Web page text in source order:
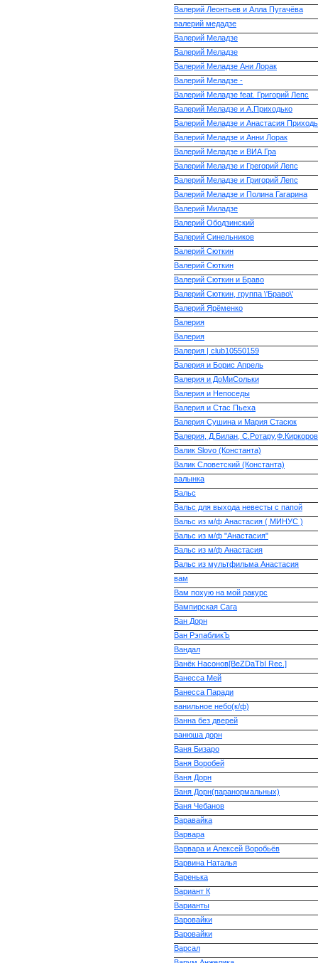
Валерий Леонтьев и Алла Пугачёва
валерий медадзе
Валерий Меладзе
Валерий Меладзе
Валерий Меладзе Ани Лорак
Валерий Меладзе -
Валерий Меладзе feat. Григорий Лепс
Валерий Меладзе и А.Приходько
Валерий Меладзе и Анастасия
Валерий Меладзе и Анни Лорак
Валерий Меладзе и ВИА Гра
Валерий Меладзе и Грегорий Лепс
Валерий Меладзе и Григорий Лепс
Валерий Меладзе и Полина Гагарина
Валерий Миладзе
Валерий Ободзинский
Валерий Синельников
Валерий Сюткин
Валерий Сюткин
Валерий Сюткин и Браво
Валерий Сюткин, группа \'Браво\'
Валерий Ярёменко
Валерия
Валерия
Валерия | club10550159
Валерия и Борис Апрель
Валерия и ДоМиСольки
Валерия и Непоседы
Валерия и Стас Пьеха
Валерия Сушина и Мария Стасюк
Валерия, Д.Билан,
Валик Slovo (Константа)
Валик Словетский (Константа)
валынка
Вальс
Вальс для выхода невесты с папой
Вальс из м/ф Анастасия ( МИНУС )
Вальс из м/ф "Анастасия"
Вальс из м/ф Анастасия
Вальс из мультфильма Анастасия
вам
Вам похую на мой ракурс
Вампирская Сага
Ван Дорн
Ван РэпабликЪ
Вандал
Ванёк Насонов[BeZDaTbI Rec.]
Ванесса Мей
Ванесса Паради
ванильное небо(к/ф)
Ванна без дверей
ванюша дорн
Ваня Бизаро
Ваня Воробей
Ваня Дорн
Ваня Дорн(паранормальных)
Ваня Чебанов
Варавайка
Варвара
Варвара и Алексей Воробьёв
Варвина Наталья
Варенька
Вариант К
Варианты
Варовайки
Варовайки
Варсал